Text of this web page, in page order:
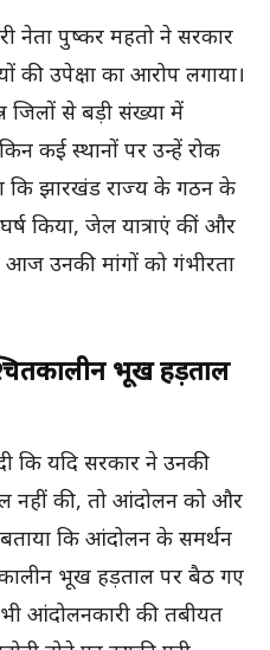
नेता पुष्कर महतो ने सरकार
की उपेक्षा का आरोप लगाया।
जिलों से बड़ी संख्या में
कई स्थानों पर उन्हें रोक
कि झारखंड राज्य के गठन के
किया, जेल यात्राएं कीं और
उनकी मांगों को गंभीरता
भूख हड़ताल
कि यदि सरकार ने उनकी
नहीं की, तो आंदोलन को और
बताया कि आंदोलन के समर्थन
भूख हड़ताल पर बैठ गए
आंदोलनकारी की तबीयत